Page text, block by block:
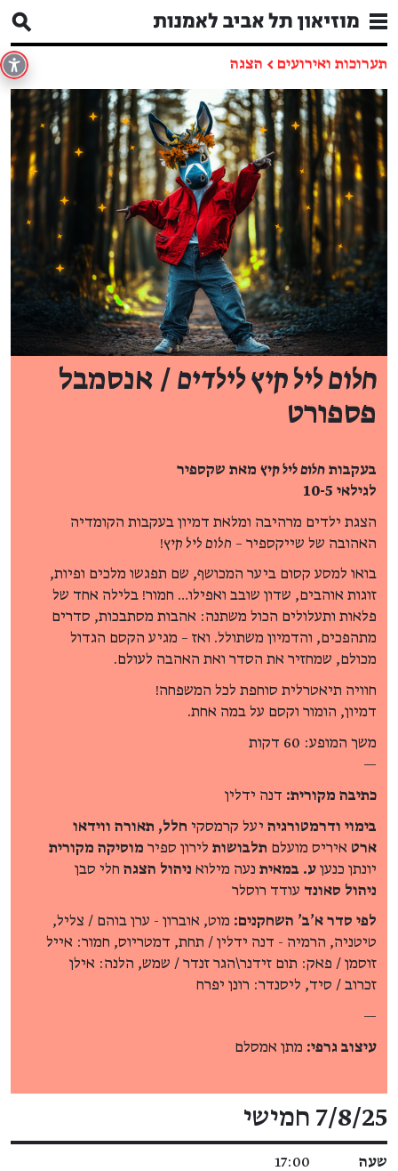
תערוכות ואירועים ← הצגה
חלום ליל קיץ לילדים / אנסמבל
פספורט
בעקבות חלום ליל קיץ מאת שקספיר
לגילאי 10-5
הצגת ילדים מרהיבה ומלאת דמיון בעקבות הקומדיה
האהובה של שייקספיר – חלום ליל קיץ!
בואו למסע קסום ביער המכושף, שם תפגשו מלכים ופיות,
זוגות אוהבים, שדון שובב ואפילו… חמור! בלילה אחד של
פלאות ותעלולים הכול משתנה: אהבות מסתבכות, סדרים
מתהפכים, והדמיון משתולל. ואז – מגיע הקסם הגדול
מכולם, שמחזיר את הסדר ואת האהבה לעולם.
חוויה תיאטרלית סוחפת לכל המשפחה!
דמיון, הומור וקסם על במה אחת.
משך המופע: 60 דקות
—
כתיבה מקורית: דנה ידלין
בימוי ודרמטורגיה יעל קרמסקי חלל, תאורה ווידאו
ארט איריס מועלם תלבושות לירון ספיר מוסיקה מקורית
יונתן כנען ע. במאית נעה מילוא ניהול הצגה חלי סבן
ניהול סאונד עודד רוסלר
לפי סדר א'ב' השחקנים: מוט, אוברון - ערן בוהם / צליל,
טיטניה, הרמיה - דנה ידלין / תחת, דמטריוס, חמור: אייל
זוסמן / פאק: תום זידנר\הגר זנדר / שמש, הלנה: אילן
זכרוב / סיד, ליסנדר: רונן יפרח
—
עיצוב גרפי: מתן אמסלם
פרטי האירוע
7/8/25 חמישי
שעה 17:00